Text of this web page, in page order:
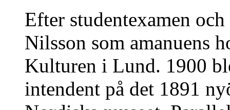
Efter studentexamen
Nilsson som amanuens
Kulturen i Lund. 1900
intendent på det 1891